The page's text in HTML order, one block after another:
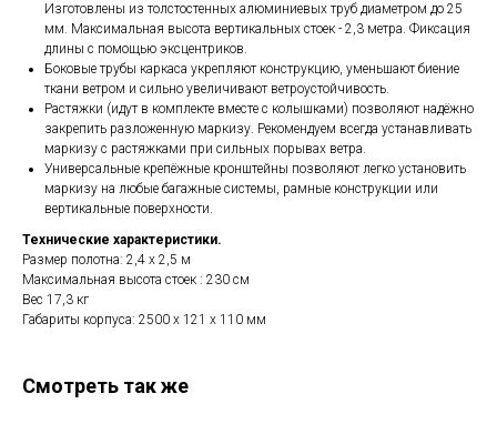
Изготовлены из толстостенных алюминиевых труб диаметром до 25
мм. Максимальная высота вертикальных стоек - 2,3 метра. Фиксация
длины с помощью эксцентриков.
Боковые трубы каркаса укрепляют конструкцию, уменьшают биение
ткани ветром и сильно увеличивают ветроустойчивость.
Растяжки (идут в комплекте вместе с колышками) позволяют надёжно
закрепить разложенную маркизу. Рекомендуем всегда устанавливать
маркизу с растяжками при сильных порывах ветра.
Универсальные крепёжные кронштейны позволяют легко установить
маркизу на любые багажные системы, рамные конструкции или
вертикальные поверхности.
Технические характеристики.
Размер полотна: 2,4 x 2,5 м
Максимальная высота стоек : 230 см
Вес 17,3 кг
Габариты корпуса: 2500 х 121 х 110 мм
Смотреть так же